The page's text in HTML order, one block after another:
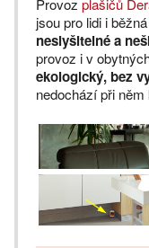
Provoz plašičů
jsou pro lidi i
neslyšitelné a
provoz i v
ekologický, bez
nedochází při